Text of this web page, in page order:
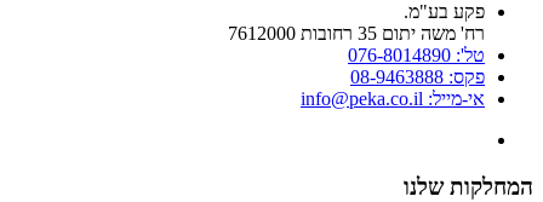
פקע בע"מ.
רח' משה יתום 35 רחובות 7612000
טל': 076-8014890
פקס: 08-9463888
אי-מייל: info@peka.co.il
המחלקות שלנו